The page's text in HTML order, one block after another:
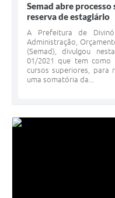
Semad abre
reserva de estagiário
A Prefeitura de
Administração,
(Semad), divulgou
01/2021 que tem como
cursos superiores, para
uma somatória da...